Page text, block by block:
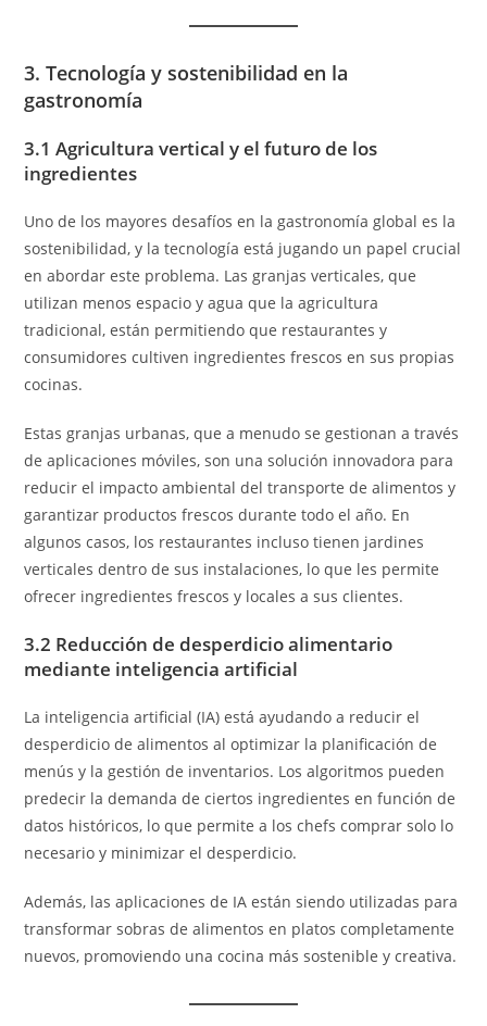
3. Tecnología y sostenibilidad en la
gastronomía
3.1 Agricultura vertical y el futuro de los
ingredientes
Uno de los mayores desafíos en la gastronomía global es la
sostenibilidad, y la tecnología está jugando un papel crucial
en abordar este problema. Las granjas verticales, que
utilizan menos espacio y agua que la agricultura
tradicional, están permitiendo que restaurantes y
consumidores cultiven ingredientes frescos en sus propias
cocinas.
Estas granjas urbanas, que a menudo se gestionan a través
de aplicaciones móviles, son una solución innovadora para
reducir el impacto ambiental del transporte de alimentos y
garantizar productos frescos durante todo el año. En
algunos casos, los restaurantes incluso tienen jardines
verticales dentro de sus instalaciones, lo que les permite
ofrecer ingredientes frescos y locales a sus clientes.
3.2 Reducción de desperdicio alimentario
mediante inteligencia artificial
La inteligencia artificial (IA) está ayudando a reducir el
desperdicio de alimentos al optimizar la planificación de
menús y la gestión de inventarios. Los algoritmos pueden
predecir la demanda de ciertos ingredientes en función de
datos históricos, lo que permite a los chefs comprar solo lo
necesario y minimizar el desperdicio.
Además, las aplicaciones de IA están siendo utilizadas para
transformar sobras de alimentos en platos completamente
nuevos, promoviendo una cocina más sostenible y creativa.